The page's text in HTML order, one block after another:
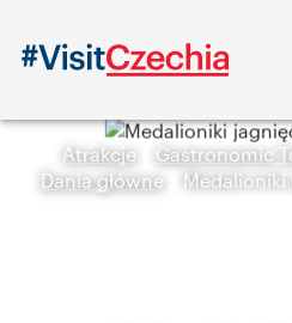
Atrakcje Gastronomic
Dania główne
Medalioniki